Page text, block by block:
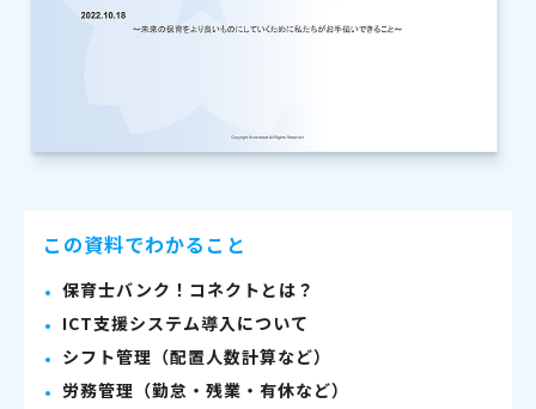
この資料でわかること
保育士バンク！コネクトとは？
ICT支援システム導入について
シフト管理（配置人数計算など）
労務管理（勤怠・残業・有休など）